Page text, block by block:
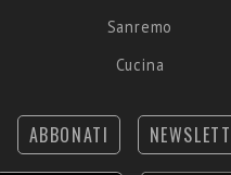
Sanremo
Cucina
ABBONATI